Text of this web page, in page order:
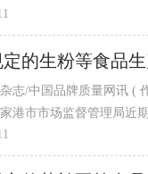
的生粉等食品
据《中华人民共和国食品安全法》《食品安全抽样检验管理办
港市市场监督管理局近